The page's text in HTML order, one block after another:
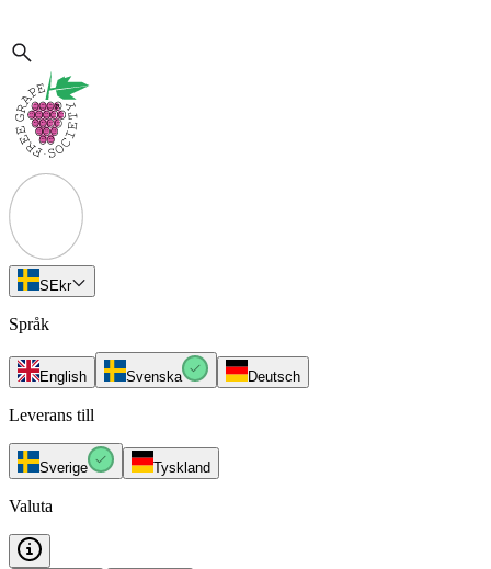
SEkr
Språk
English Svenska Deutsch
Leverans till
Sverige Tyskland
Valuta